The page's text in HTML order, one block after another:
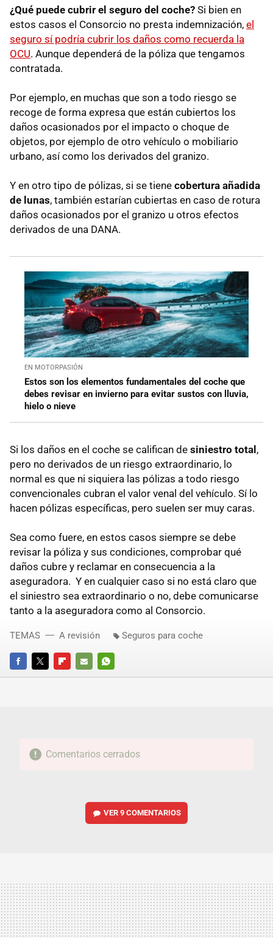
¿Qué puede cubrir el seguro del coche? Si bien en
estos casos el Consorcio no presta indemnización, el
seguro sí podría cubrir los daños como recuerda la
OCU. Aunque dependerá de la póliza que tengamos
contratada.
Por ejemplo, en muchas que son a todo riesgo se
recoge de forma expresa que están cubiertos los
daños ocasionados por el impacto o choque de
objetos, por ejemplo de otro vehículo o mobiliario
urbano, así como los derivados del granizo.
Y en otro tipo de pólizas, si se tiene cobertura añadida
de lunas, también estarían cubiertas en caso de rotura
daños ocasionados por el granizo u otros efectos
derivados de una DANA.
EN MOTORPASIÓN
Estos son los elementos fundamentales del coche que
debes revisar en invierno para evitar sustos con lluvia,
hielo o nieve
Si los daños en el coche se califican de siniestro total ,
pero no derivados de un riesgo extraordinario, lo
normal es que ni siquiera las pólizas a todo riesgo
convencionales cubran el valor venal del vehículo. Sí lo
hacen pólizas específicas, pero suelen ser muy caras.
Sea como fuere, en estos casos siempre se debe
revisar la póliza y sus condiciones, comprobar qué
daños cubre y reclamar en consecuencia a la
aseguradora. Y en cualquier caso si no está claro que
el siniestro sea extraordinario o no, debe comunicarse
tanto a la aseguradora como al Consorcio.
FACEBOOKTWITTERFLIPBOARD
E-
WHATSAPP
TEMAS A revisión Seguros para coche
Comentarios cerrados
VER9 COMENTARIOS